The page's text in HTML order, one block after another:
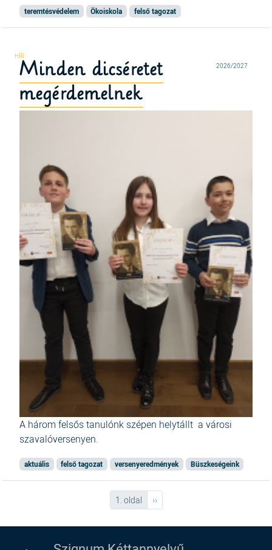
teremtésvédelem Ökoiskola felső tagozat
2026/2027
Minden dicséretet
megérdemelnek
A három felsős tanulónk szépen helytállt a városi
szavalóversenyen.
aktuális felső tagozat versenyeredmények Büszkeségeink
1. oldal Következő oldal
››